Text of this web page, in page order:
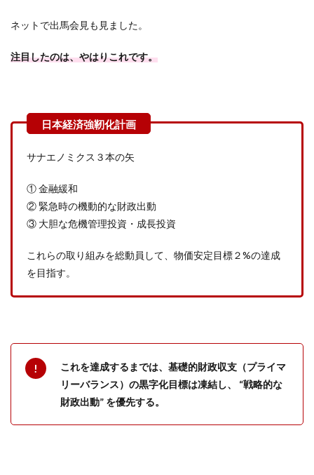
ネットで出馬会見も見ました。
注目したのは、やはりこれです。
サナエノミクス３本の矢
① 金融緩和
② 緊急時の機動的な財政出動
③ 大胆な危機管理投資・成長投資
これらの取り組みを総動員して、物価安定目標２%の達成
を目指す。
これを達成するまでは、基礎的財政収支（プライマ
リーバランス）の黒字化目標は凍結し、 “戦略的な
財政出動” を優先する。